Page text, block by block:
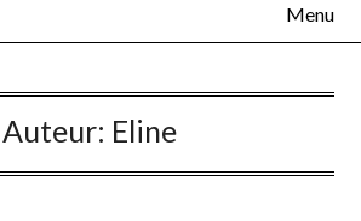
Menu
Auteur: Eline